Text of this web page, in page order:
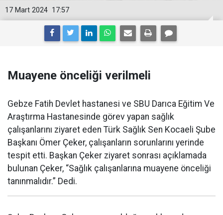
17:57
17 Mart 2024
Muayene önceliği verilmeli
Gebze Fatih Devlet hastanesi ve SBU Darıca Eğitim Ve
Araştırma Hastanesinde görev yapan sağlık
çalışanlarını ziyaret eden Türk Sağlık Sen Kocaeli Şube
Başkanı Ömer Çeker, çalışanların sorunlarını yerinde
tespit etti. Başkan Çeker ziyaret sonrası açıklamada
bulunan Çeker, “Sağlık çalışanlarına muayene önceliği
tanınmalıdır.” Dedi.